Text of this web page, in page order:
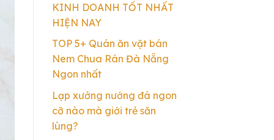
KINH DOANH TỐT NHẤT
HIỆN NAY
TOP 5+ Quán ăn vặt bán
Nem Chua Rán Đà Nẵng
Ngon nhất
Lạp xưởng nướng đá ngon
cỡ nào mà giới trẻ săn
lùng?